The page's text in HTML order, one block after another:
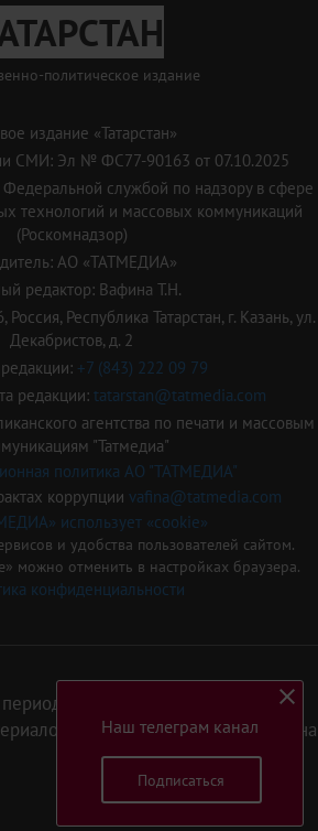
политическое издание
издание «Татарстан»
СМИ: Эл № ФС77-90163 от 07.10.2025
службой по надзору в сфере
технологий и массовых коммуникаций
(Роскомнадзор)
АО «ТАТМЕДИА»
редактор: Вафина Т.Н.
Республика Татарстан, г. Казань, ул.
Декабристов, д. 2
+7 (843) 222 09 79
редакции: tatarstan@tatmedia.com
агентства по печати и массовым
"Татмедиа"
политика АО "ТАТМЕДИА"
коррупции vafina@tatmedia.com
использует «cookie»
и удобства пользователей сайтом.
можно отменить в настройках браузера.
конфиденциальности
издание «Татарстан»
или их фрагментов ссылка на
Наш телеграм канал
Подписаться